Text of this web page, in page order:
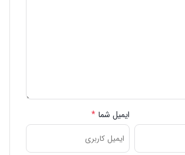
ایمیل شما *